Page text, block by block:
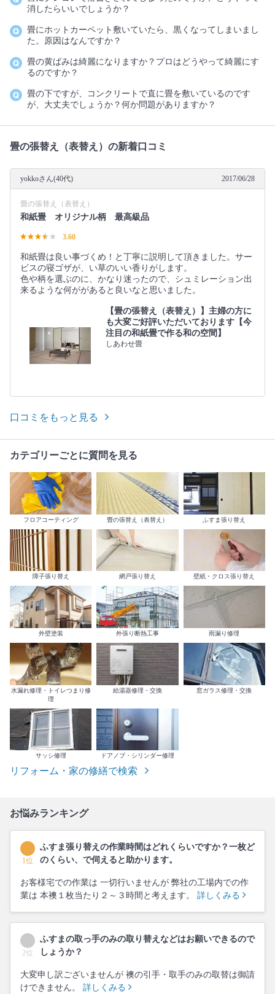
消したらいいでしょうか？
畳にホットカーペット敷いていたら、黒くなってしまいまし
た。原因はなんですか？
畳の黄ばみは綺麗になりますか？プロはどうやって綺麗にす
るのですか？
畳の下ですが、コンクリートで直に畳を敷いているのです
が、大丈夫でしょうか？何か問題がありますか？
畳の張替え（表替え）の新着口コミ
yokkoさん(40代) 2017/06/28
畳の張替え（表替え）
和紙畳 オリジナル柄 最高級品
3.60
和紙畳は良い事づくめ！と丁寧に説明して頂きました。サー
ビスの寝ゴザが、い草のいい香りがします。
色や柄を選ぶのに、かなり迷ったので、シュミレーション出
来るような何ががあると良いなと思いました。
【畳の張替え（表替え）】主婦の方に
も大変ご好評いただいております【今
注目の和紙畳で作る和の空間】
しあわせ畳
口コミをもっと見る
カテゴリーごとに質問を見る
フロアコーティング 畳の張替え（表替え） ふすま張り替え
障子張り替え 網戸張り替え 壁紙・クロス張り替え
外壁塗装 外張り断熱工事 雨漏り修理
水漏れ修理・トイレつまり修
理
給湯器修理・交換 窓ガラス修理・交換
サッシ修理 ドアノブ・シリンダー修理
リフォーム・家の修繕で検索
お悩みランキング
1位
ふすま張り替えの作業時間はどれくらいですか？一枚ど
のくらい、で伺えると助かります。
お客様宅での作業は 一切行いませんが 弊社の工場内での作
業は 本襖１枚当たり２～３時間と考えます。 詳しくみる
2位
ふすまの取っ手のみの取り替えなどはお願いできるので
しょうか？
大変申し訳ございませんが 襖の引手・取手のみの取替は御請
けできません。 詳しくみる